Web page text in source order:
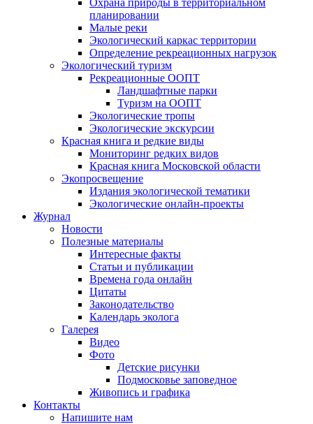
Охрана природы в территориальном
планировании
Малые реки
Экологический каркас территории
Определение рекреационных нагрузок
Экологический туризм
Рекреационные ООПТ
Ландшафтные парки
Туризм на ООПТ
Экологические тропы
Экологические экскурсии
Красная книга и редкие виды
Мониторинг редких видов
Красная книга Московской области
Экопросвещение
Издания экологической тематики
Экологические онлайн-проекты
Журнал
Новости
Полезные материалы
Интересные факты
Статьи и публикации
Времена года онлайн
Цитаты
Законодательство
Календарь эколога
Галерея
Видео
Фото
Детские рисунки
Подмосковье заповедное
Живопись и графика
Контакты
Напишите нам